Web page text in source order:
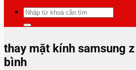
Tìm
kiếm:
thay mặt kính samsung
bình